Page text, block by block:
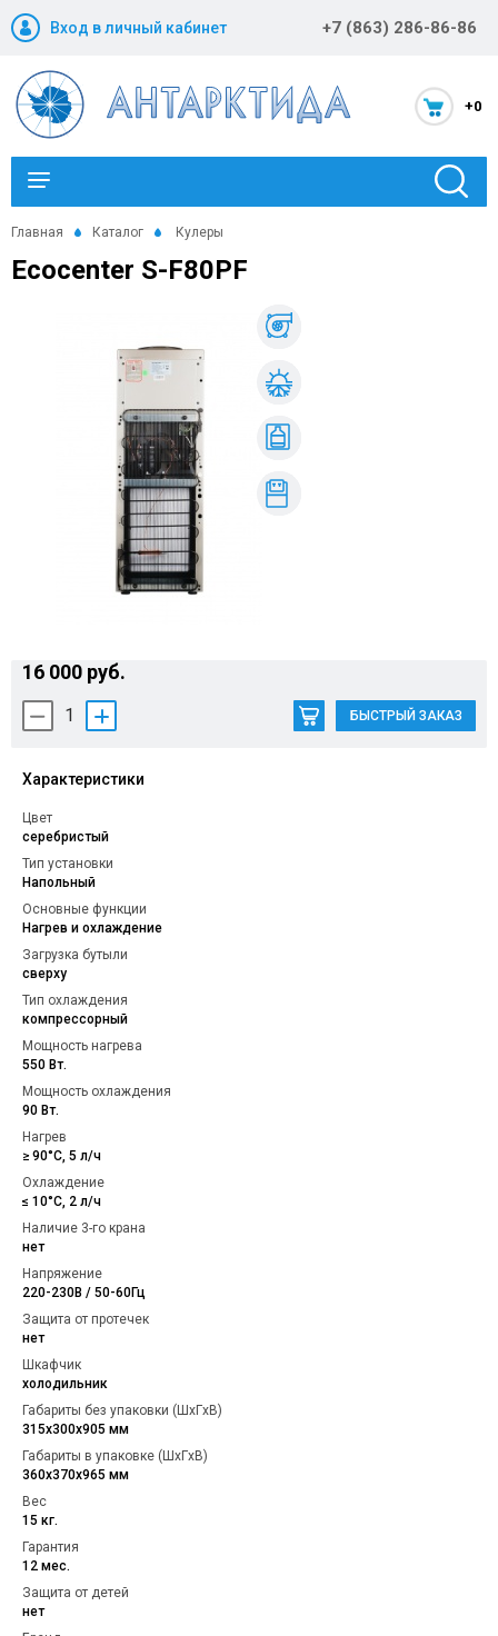
Вход в личный кабинет +7 (863) 286-86-86
+0
Каталог
Новости и акции
Оптовикам
Компания
Статьи
Помощь
Главная Каталог Кулеры
Ecocenter S-F80PF
16 000 руб.
1 БЫСТРЫЙ ЗАКАЗ
Характеристики
Цвет
серебристый
Тип установки
Напольный
Основные функции
Нагрев и охлаждение
Загрузка бутыли
сверху
Тип охлаждения
компрессорный
Мощность нагрева
550 Вт.
Мощность охлаждения
90 Вт.
Нагрев
≥ 90°С, 5 л/ч
Охлаждение
≤ 10°С, 2 л/ч
Наличие 3-го крана
нет
Напряжение
220-230В / 50-60Гц
Защита от протечек
нет
Шкафчик
холодильник
Габариты без упаковки (ШxГxВ)
315x300x905 мм
Габариты в упаковке (ШxГxВ)
360x370x965 мм
Вес
15 кг.
Гарантия
12 мес.
Защита от детей
нет